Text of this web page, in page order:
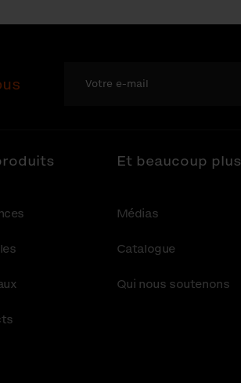
Et beaucoup plus
Médias
Catalogue
Qui nous soutenons